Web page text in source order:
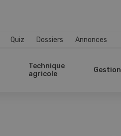
Quiz Dossiers Annonces
Technique
agricole
Gestion